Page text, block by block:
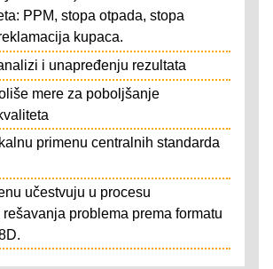
PPM, stopa otpada, stopa
kupaca.
i unapređenju rezultata
mere za poboljšanje
primenu centralnih standarda
učestvuju u procesu
problema prema formatu